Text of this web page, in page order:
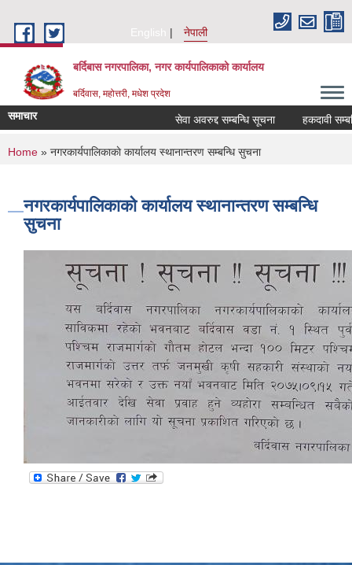
English
नेपाली
बर्दिबास नगरपालिका, नगर कार्यपालिकाको कार्यालय
बर्दिवास, महोत्तरी, मधेश प्रदेश
समाचार सेवा अवरुद्द सम्बन्धि सूचना हकदावी
You are here
Home » नगरकार्यपालिकाकाे कार्यालय स्थानान्तरण सम्बन्धि सुचना
नगरकार्यपालिकाकाे कार्यालय स्थानान्तरण सम्बन्धि
सुचना